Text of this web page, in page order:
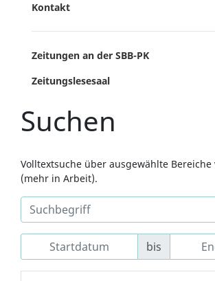
Kontakt
Zeitungen an der SBB-PK
Zeitungslesesaal
Suchen
Volltextsuche über ausgewählte Bereiche
(mehr in Arbeit).
bis